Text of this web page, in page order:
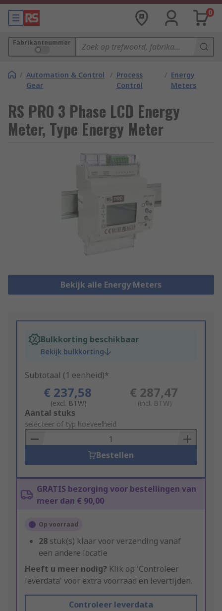
0
Fabrikantnummer
/ Automation & Control
Gear
/ Process
Control
/ Energy
Meters
RS PRO 3 Phase LCD Energy
Meter, Type Energy Meter
Bekijk alle Energy Meters
Bulkkorting beschikbaar
Bekijk bulkkorting
Subtotaal (1 eenheid)*
€ 237,58
(excl. BTW)
€ 287,47
(incl. BTW)
Add
to
Basket
Aantal stuks
selecteer of typ hoeveelheid
Bestellen
GRATIS bezorging voor bestellingen van
meer dan € 90,00
Op voorraad
28 stuk(s) klaar voor verzending vanaf
een andere locatie
Heeft u meer nodig? Klik op 'Controleer
leverdata' voor extra voorraad en levertijden.
Controleer leverdata